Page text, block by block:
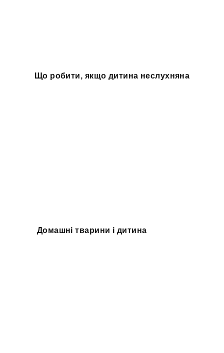
Що робити, якщо дитина неслухняна
Домашні тварини і дитина